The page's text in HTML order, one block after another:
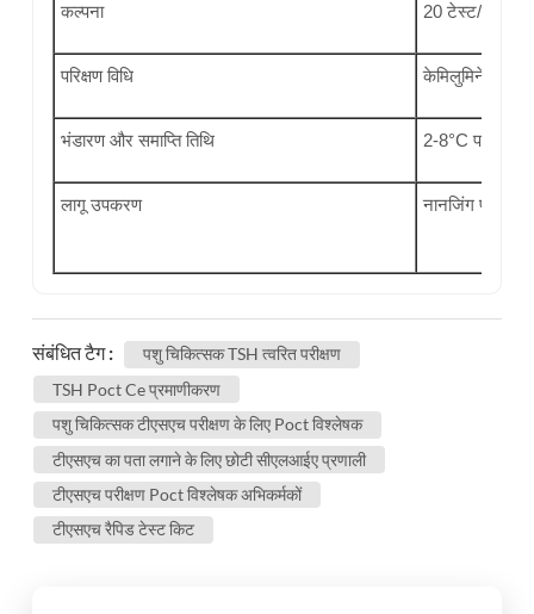
कल्पना 20 टेस्ट/बॉक्स
परिक्षण विधि केमिलुमिनेसेंस
भंडारण और समाप्ति तिथि 2-8°C पर
लागू उपकरण नानजिंग
संबंधित टैग :
पशु चिकित्सक TSH त्वरित परीक्षण
TSH Poct Ce प्रमाणीकरण
पशु चिकित्सक टीएसएच परीक्षण के लिए Poct विश्लेषक
टीएसएच का पता लगाने के लिए छोटी सीएलआईए प्रणाली
टीएसएच परीक्षण Poct विश्लेषक अभिकर्मकों
टीएसएच रैपिड टेस्ट किट